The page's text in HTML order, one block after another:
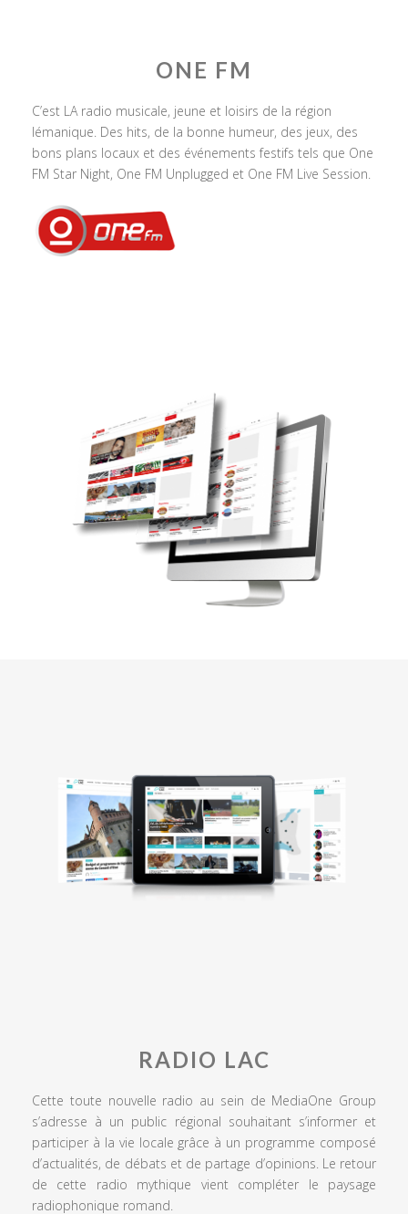
ONE FM
C’est LA radio musicale, jeune et loisirs de la région
lémanique. Des hits, de la bonne humeur, des jeux, des
bons plans locaux et des événements festifs tels que One
FM Star Night, One FM Unplugged et One FM Live Session.
RADIO LAC
Cette toute nouvelle radio au sein de MediaOne Group
s’adresse à un public régional souhaitant s’informer et
participer à la vie locale grâce à un programme composé
d’actualités, de débats et de partage d’opinions. Le retour
de cette radio mythique vient compléter le paysage
radiophonique romand.